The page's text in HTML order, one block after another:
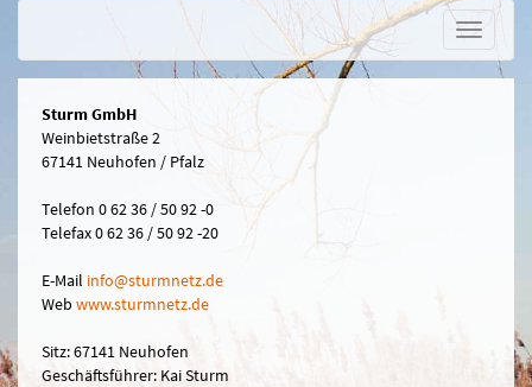
Toggle
Sturm GmbH
Weinbietstraße 2
67141 Neuhofen / Pfalz
Telefon 0 62 36 / 50 92 -0
Telefax 0 62 36 / 50 92 -20
E-Mail info@sturmnetz.de
Web www.sturmnetz.de
Sitz: 67141 Neuhofen
Geschäftsführer: Kai Sturm